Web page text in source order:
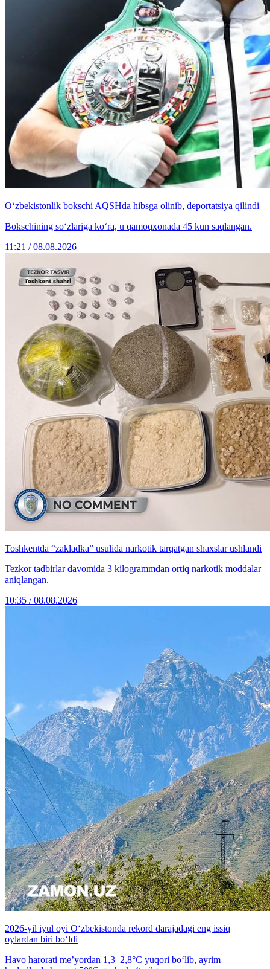
O‘zbekistonlik bokschi AQSHda hibsga olinib, deportatsiya qilindi
Bokschining so‘zlariga ko‘ra, u qamoqxonada 45 kun saqlangan.
11:21 / 08.08.2026
Toshkentda “zakladka” usulida narkotik tarqatgan shaxslar ushlandi
Tezkor tadbirlar davomida 3 kilogrammdan ortiq narkotik moddalar
aniqlangan.
10:35 / 08.08.2026
2026-yil iyul oyi O‘zbekistonda rekord darajadagi eng issiq
oylardan biri bo‘ldi
Havo harorati me’yordan 1,3–2,8°C yuqori bo‘lib, ayrim